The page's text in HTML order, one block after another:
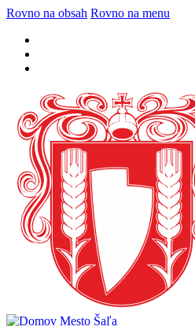
Rovno na obsah Rovno na menu